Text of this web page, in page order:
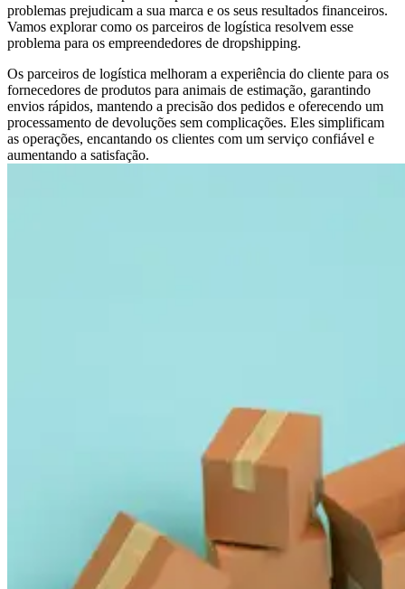
problemas prejudicam a sua marca e os seus resultados financeiros.
Vamos explorar como os parceiros de logística resolvem esse
problema para os empreendedores de dropshipping.
Os parceiros de logística melhoram a experiência do cliente para os
fornecedores de produtos para animais de estimação, garantindo
envios rápidos, mantendo a precisão dos pedidos e oferecendo um
processamento de devoluções sem complicações. Eles simplificam
as operações, encantando os clientes com um serviço confiável e
aumentando a satisfação.